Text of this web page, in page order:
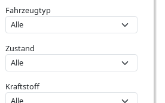
Fahrzeugtyp
Zustand
Kraftstoff